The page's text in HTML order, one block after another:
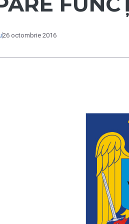
26 octombrie 2016